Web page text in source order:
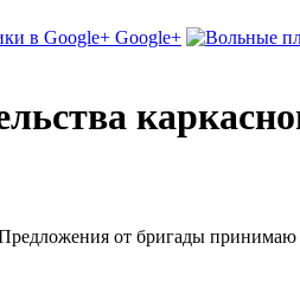
Google+
от бригады